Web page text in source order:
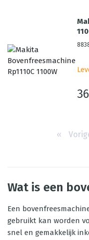
‹‹
Wat is een
Een
gebruikt kan worden
snel en gemakkelijk